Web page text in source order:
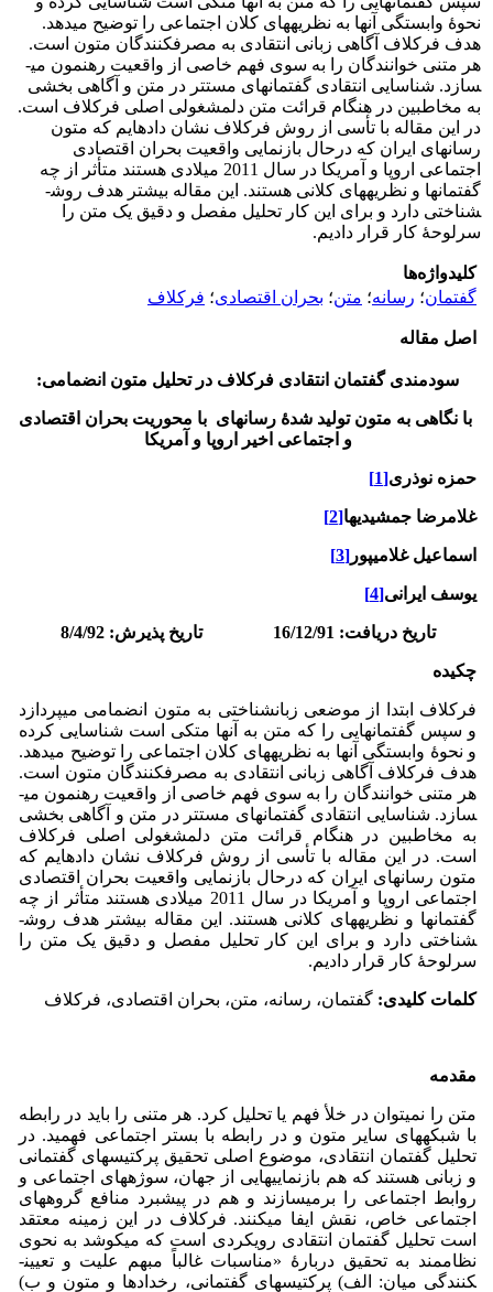
نحوۀ وابستگی آنها به نظریه­های کلان اجتماعی را توضیح می­دهد.
هدف فرکلاف آگاهی زبانی انتقادی به مصرف­کنندگان متون است.
هر متنی خوانندگان را به سوی فهم خاصی از واقعیت رهنمون می­
سازد. شناسایی انتقادی گفتمان­های مستتر در متن و آگاهی بخشی
به مخاطبین در هنگام قرائت متن دل­مشغولی اصلی فرکلاف است.
در این مقاله با تأسی از روش فرکلاف نشان داده­ایم که متون
رسانه­ای ایران که درحال بازنمایی واقعیت بحران اقتصادی
اجتماعی اروپا و آمریکا در سال 2011 میلادی هستند متأثر از چه
گفتمان­ها و نظریه­های کلانی هستند. این مقاله بیشتر هدف روش­
شناختی دارد و برای این کار تحلیل مفصل و دقیق یک متن را
سرلوحۀ کار قرار دادیم.
کلیدواژه‌ها
گفتمان؛ رسانه؛ متن؛ بحران اقتصادی؛ فرکلاف
اصل مقاله
سودمندی گفتمان انتقادی فرکلاف در تحلیل متون انضمامی:
با نگاهی به متون تولید شدۀ رسانه­ای با محوریت بحران اقتصادی
و اجتماعی اخیر اروپا و آمریکا
حمزه نوذری[1]
غلامرضا جمشیدیها[2]
اسماعیل غلامیپور [3]
یوسف ایرانی[4]
تاریخ دریافت: 16/12/91 تاریخ پذیرش: 8/4/92
چکیده
فرکلاف ابتدا از موضعی زبان­شناختی به متون انضمامی می­پردازد
و سپس گفتمان­هایی را که متن به آنها متکی­ است شناسایی کرده
و نحوۀ وابستگی آنها به نظریه­های کلان اجتماعی را توضیح می­دهد.
هدف فرکلاف آگاهی زبانی انتقادی به مصرف­کنندگان متون است.
هر متنی خوانندگان را به سوی فهم خاصی از واقعیت رهنمون می­
سازد. شناسایی انتقادی گفتمان­های مستتر در متن و آگاهی بخشی
به مخاطبین در هنگام قرائت متن دل­مشغولی اصلی فرکلاف
است. در این مقاله با تأسی از روش فرکلاف نشان داده­ایم که
متون رسانه­ای ایران که درحال بازنمایی واقعیت بحران اقتصادی
اجتماعی اروپا و آمریکا در سال 2011 میلادی هستند متأثر از چه
گفتمان­ها و نظریه­های کلانی هستند. این مقاله بیشتر هدف روش­
شناختی دارد و برای این کار تحلیل مفصل و دقیق یک متن را
سرلوحۀ کار قرار دادیم.
کلمات کلیدی: گفتمان، رسانه، متن، بحران اقتصادی، فرکلاف
مقدمه
متن را نمی­توان در خلأ فهم یا تحلیل کرد. هر متنی را باید در رابطه
با شبکه­های سایر متون و در رابطه با بستر اجتماعی فهمید. در
تحلیل گفتمان انتقادی، موضوع اصلی تحقیق پرکتیس­های گفتمانی
و زبانی هستند که هم بازنمایی­هایی از جهان، سوژه­های اجتماعی و
روابط اجتماعی را برمی­سازند و هم در پیشبرد منافع گروه­های
اجتماعی خاص، نقش ایفا می­کنند. فرکلاف در این زمینه معتقد
است تحلیل گفتمان انتقادی رویکردی است که می­کوشد به نحوی
نظام­مند به تحقیق دربارۀ «مناسبات غالباً مبهم علیت و تعیین­
کنندگی میان: الف) پرکتیس­های گفتمانی، رخدادها و متون و ب)